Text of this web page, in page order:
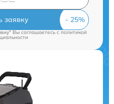
заявку
Вы соглашаетесь c политикой